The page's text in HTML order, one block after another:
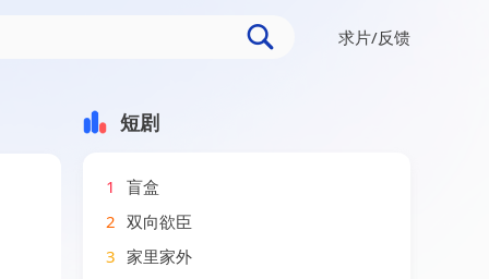
求片/反馈
短剧
1
盲盒
2 双向欲臣
3 家里家外